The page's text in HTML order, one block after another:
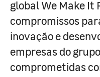
global We Make It
compromissos
inovação e
empresas do
comprometidas